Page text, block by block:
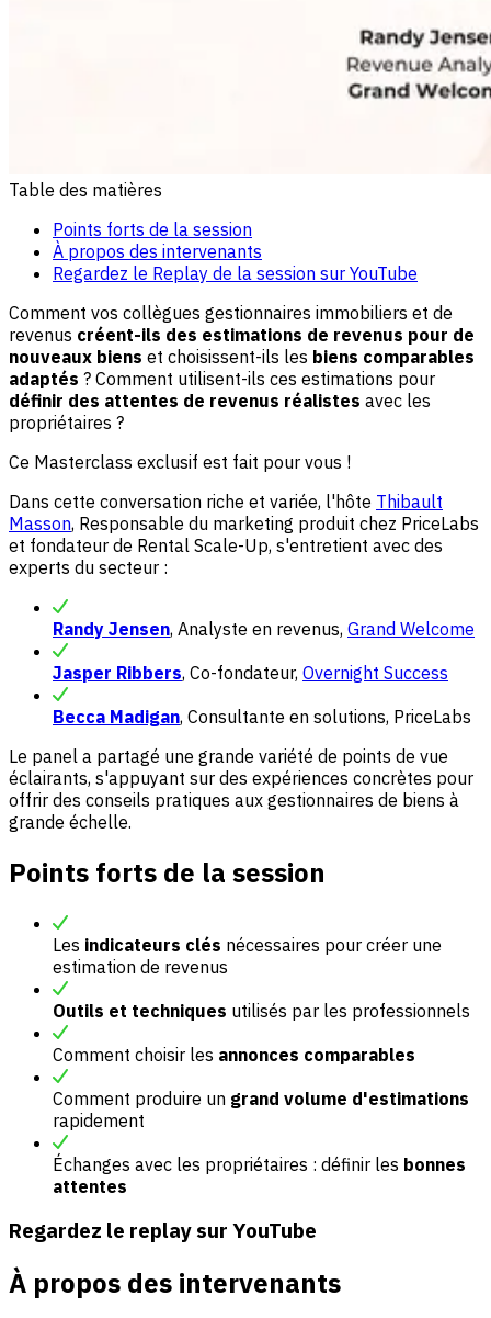
Table des matières
Points forts de la session
À propos des intervenants
Regardez le Replay de la session sur YouTube
Comment vos collègues gestionnaires immobiliers et de
revenus créent-ils des estimations de revenus pour de
nouveaux biens et choisissent-ils les biens comparables
adaptés ? Comment utilisent-ils ces estimations pour
définir des attentes de revenus réalistes avec les
propriétaires ?
Ce Masterclass exclusif est fait pour vous !
Dans cette conversation riche et variée, l'hôte Thibault
Masson, Responsable du marketing produit chez PriceLabs
et fondateur de Rental Scale-Up, s'entretient avec des
experts du secteur :
Randy Jensen, Analyste en revenus, Grand Welcome
Jasper Ribbers, Co-fondateur, Overnight Success
Becca Madigan, Consultante en solutions, PriceLabs
Le panel a partagé une grande variété de points de vue
éclairants, s'appuyant sur des expériences concrètes pour
offrir des conseils pratiques aux gestionnaires de biens à
grande échelle.
Points forts de la session
Les indicateurs clés nécessaires pour créer une
estimation de revenus
Outils et techniques utilisés par les professionnels
Comment choisir les annonces comparables
Comment produire un grand volume d'estimations
rapidement
Échanges avec les propriétaires : définir les bonnes
attentes
Regardez le replay sur YouTube
À propos des intervenants